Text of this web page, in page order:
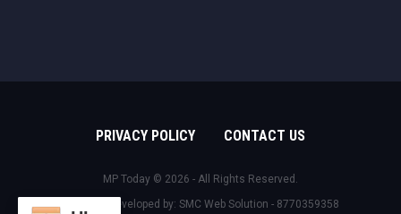
PRIVACY POLICY CONTACT US
MP Today © 2026 - All Rights Reserved.
Design & Developed by: SMC Web Solution - 8770359358